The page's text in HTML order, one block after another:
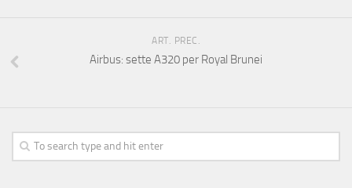
ART. PREC.
Airbus: sette A320 per Royal Brunei